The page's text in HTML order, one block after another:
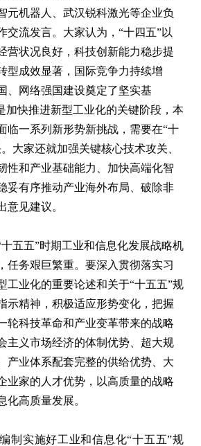
元机器人、武汉锐科激光等企业负
交流发言。大家认为，“十四五”以
营状况良好，科技创新能力稳步提
型成效显著，国际竞争力持续增
、网络强国建设奠定了坚实基
加快推进新型工业化的关键阶段，本
临一系列新形势新挑战，需要在“十
大家还就加强关键核心技术攻关、
性和产业基础能力、加快高端化智
妥有序推动产业海外布局、破除非
意见建议。
五五”时期工业和信息化发展战略机
任务艰巨繁重。要深入贯彻落实习
工业化的重要论述和关于“十五五”规
示精神，积极适应形势变化，把握
轮科技革命和产业变革带来的战略
主义市场经济的体制优势、超大规
产业体系配套完整的供给优势、大
业家的人才优势，以高质量的战略
化高质量发展。
制实施好工业和信息化“十五五”规